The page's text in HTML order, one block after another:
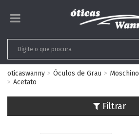
oticaswanny Óculos de Grau Moschino
Acetato
Filtrar